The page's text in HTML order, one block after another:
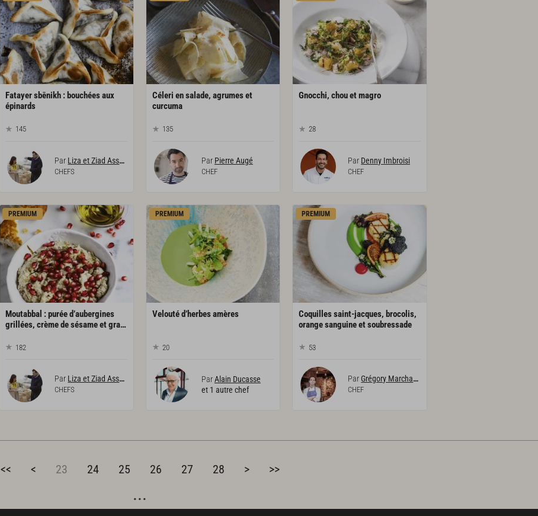
Fatayer sbēnikh : bouchées aux
épinards
145
Par Liza et Ziad Asseily
CHEFS
Céleri en salade, agrumes et
curcuma
135
Par Pierre Augé
CHEF
Gnocchi, chouetmagro
28
Par Denny Imbroisi
CHEF
PREMIUM
Moutabbal : purée d’aubergines
grillées, crème de sésame et graines de grenade
182
Par Liza et Ziad Asseily
CHEFS
PREMIUM
Veloutéd’herbesamères
20
ParAlain Ducasse
et 1 autre chef
PREMIUM
Coquilles saint-jacques, brocolis,
orange sanguine et soubressade
53
ParGrégory Marchand
CHEF
<< < 23 24 25 26 27 28 > >>